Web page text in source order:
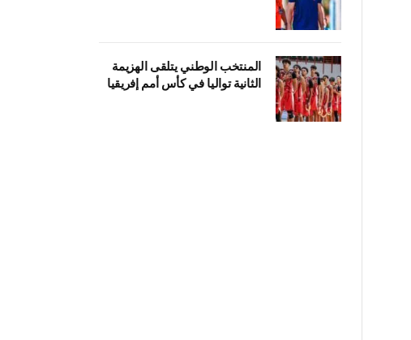
المنتخب الوطني يتلقى الهزيمة
الثانية تواليا في كأس أمم إفريقيا